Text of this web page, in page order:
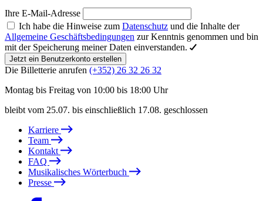
Ihre E-Mail-Adresse
Ich habe die Hinweise zum Datenschutz und die Inhalte der
Allgemeine Geschäftsbedingungen zur Kenntnis genommen und bin
mit der Speicherung meiner Daten einverstanden.
Jetzt ein Benutzerkonto erstellen
Die Billetterie anrufen (+352) 26 32 26 32
Montag bis Freitag von 10:00 bis 18:00 Uhr
bleibt vom 25.07. bis einschließlich 17.08. geschlossen
Karriere
Team
Kontakt
FAQ
Musikalisches Wörterbuch
Presse